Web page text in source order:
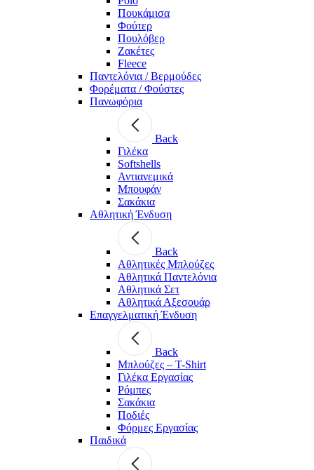
Πουκάμισα
Φούτερ
Πουλόβερ
Ζακέτες
Fleece
Παντελόνια / Βερμούδες
Φορέματα / Φούστες
Πανωφόρια
Back
Γιλέκα
Softshells
Αντιανεμικά
Μπουφάν
Σακάκια
Αθλητική Ένδυση
Back
Aθλητικές Μπλούζες
Αθλητικά Παντελόνια
Αθλητικά Σετ
Αθλητικά Αξεσουάρ
Επαγγελματική Ένδυση
Back
Μπλούζες – T-Shirt
Γιλέκα Εργασίας
Ρόμπες
Σακάκια
Ποδιές
Φόρμες Εργασίας
Παιδικά